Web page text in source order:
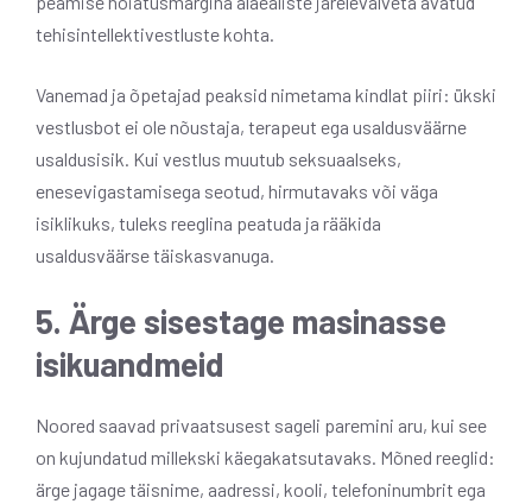
tehisintellektivestluste kohta.
Vanemad ja õpetajad peaksid nimetama kindlat piiri: ükski
vestlusbot ei ole nõustaja, terapeut ega usaldusväärne
usaldusisik. Kui vestlus muutub seksuaalseks,
enesevigastamisega seotud, hirmutavaks või väga
isiklikuks, tuleks reeglina peatuda ja rääkida
usaldusväärse täiskasvanuga.
5. Ärge sisestage masinasse
isikuandmeid
Noored saavad privaatsusest sageli paremini aru, kui see
on kujundatud millekski käegakatsutavaks. Mõned reeglid:
ärge jagage täisnime, aadressi, kooli, telefoninumbrit ega